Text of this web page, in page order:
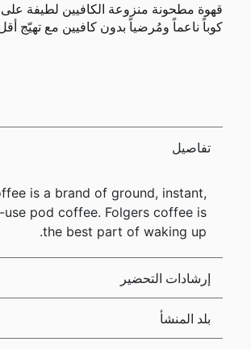
قهوة مطحونة منزوعة الكافيين لطيفة على
كوباً ناعماً ومُرضياً بدون كافيين مع تهيّج
تفاصيل
is a brand of ground, instant,
use pod coffee. Folgers coffee is
the best part of waking up.
إرشادات التحضير
بلد المنشأ